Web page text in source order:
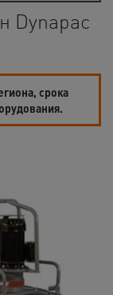
Dynapac
срока